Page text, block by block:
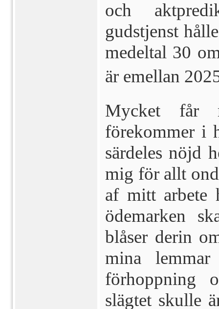
och
gudstjenst
medel­tal 30
är emellan
Mycket får
förekommer i
särdeles nöjd
mig för allt
af mitt arbete
ödemarken
blåser derin
mina
förhoppning
slägtet skulle